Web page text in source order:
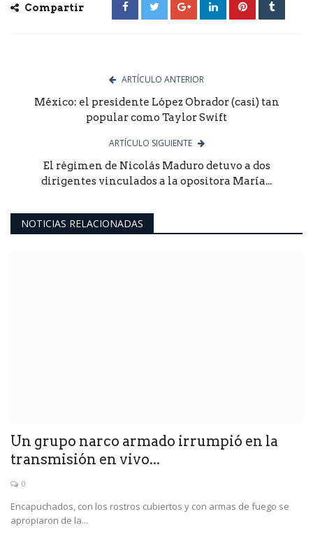
Compartir
ARTÍCULO ANTERIOR
México: el presidente López Obrador (casi) tan
popular como Taylor Swift
ARTÍCULO SIGUIENTE
El régimen de Nicolás Maduro detuvo a dos
dirigentes vinculados a la opositora María...
NOTICIAS RELACIONADAS
Un grupo narco armado irrumpió en la
transmisión en vivo...
0
Encapuchados, con los rostros cubiertos y con armas de fuego se
apropiaron de la...